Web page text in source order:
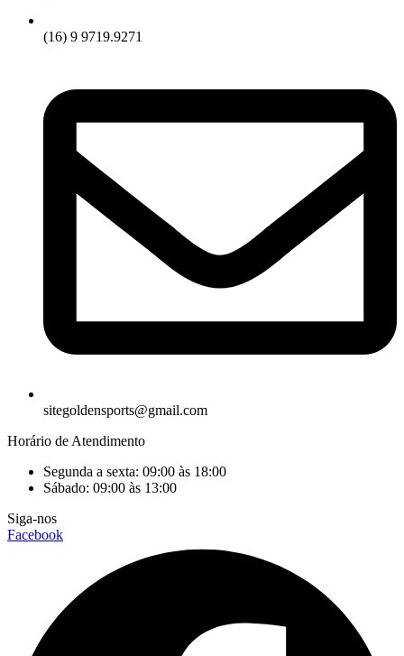
(16) 9 9719.9271
sitegoldensports@gmail.com
Horário de Atendimento
Segunda a sexta: 09:00 às 18:00
Sábado: 09:00 às 13:00
Siga-nos
Facebook